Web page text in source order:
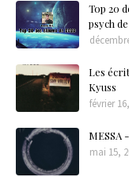
Top 20
psych
Les
Kyuss
février
MESSA
mai 15,